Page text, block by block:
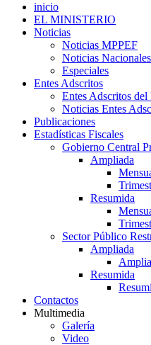
inicio
EL MINISTERIO
Noticias
Noticias MPPEF
Noticias Nacionales
Especiales
Entes Adscritos
Entes Adscritos
Noticias Entes
Publicaciones
Estadísticas Fiscales
Gobierno Central
Ampliada
Resumida
Sector Público
Ampliada
Resumida
Contactos
Multimedia
Galería
Video